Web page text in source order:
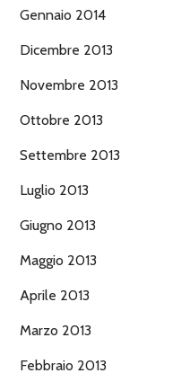
Gennaio 2014
Dicembre 2013
Novembre 2013
Ottobre 2013
Settembre 2013
Luglio 2013
Giugno 2013
Maggio 2013
Aprile 2013
Marzo 2013
Febbraio 2013